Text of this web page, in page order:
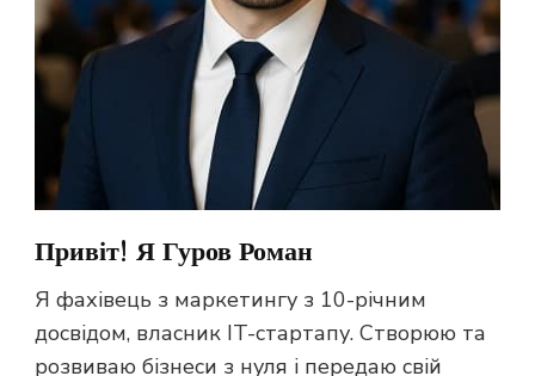
Привіт! Я Гуров Роман
Я фахівець з маркетингу з 10-річним
досвідом, власник IT-стартапу. Створюю та
розвиваю бізнеси з нуля і передаю свій